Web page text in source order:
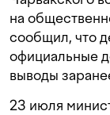
на
сообщил, что
официальные
выводы
23 июля